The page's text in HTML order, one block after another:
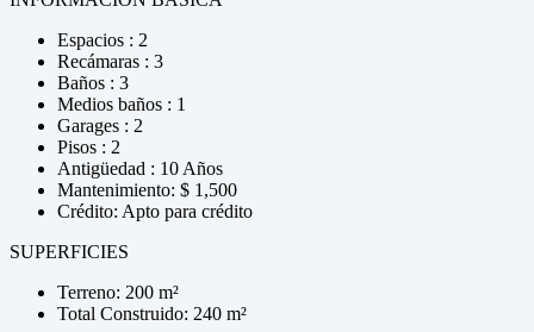
Espacios : 2
Recámaras : 3
Baños : 3
Medios baños : 1
Garages : 2
Pisos : 2
Antigüedad : 10 Años
Mantenimiento: $ 1,500
Crédito: Apto para crédito
SUPERFICIES
Terreno: 200 m²
Total Construido: 240 m²